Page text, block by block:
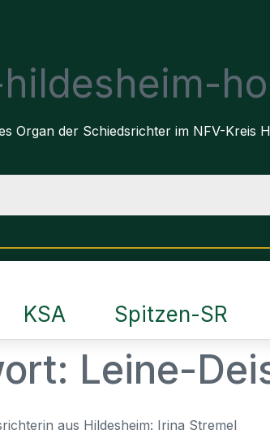
Organ der Schiedsrichter im NFV-Kreis
KSA Spitzen-SR
Leine-
aus Hildesheim: Irina Stremel